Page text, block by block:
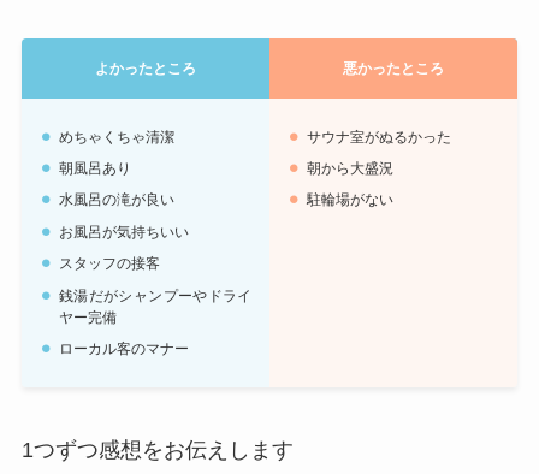
よかったところ 悪かったところ
めちゃくちゃ清潔
朝風呂あり
水風呂の滝が良い
お風呂が気持ちいい
スタッフの接客
銭湯だがシャンプーやドライ
ヤー完備
ローカル客のマナー
サウナ室がぬるかった
朝から大盛況
駐輪場がない
1つずつ感想をお伝えします